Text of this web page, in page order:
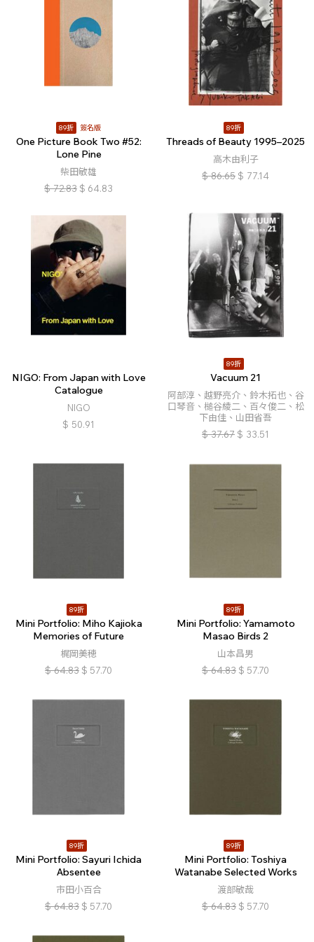
89折 簽名版
One Picture Book Two #52:
Lone Pine
柴田敏雄
$ 72.83 $ 64.83
89折
Threads of Beauty 1995–2025
高木由利子
$ 86.65 $ 77.14
NIGO: From Japan with Love
Catalogue
NIGO
$ 50.91
89折
Vacuum 21
阿部淳、越野亮介、鈴木拓也、谷
口琴音、槌谷綾二、百々俊二、松
下由佳、山田省吾
$ 37.67 $ 33.51
89折
Mini Portfolio: Miho Kajioka
Memories of Future
梶岡美穂
$ 64.83 $ 57.70
89折
Mini Portfolio: Yamamoto
Masao Birds 2
山本昌男
$ 64.83 $ 57.70
89折
Mini Portfolio: Sayuri Ichida
Absentee
市田小百合
$ 64.83 $ 57.70
89折
Mini Portfolio: Toshiya
Watanabe Selected Works
渡部敏哉
$ 64.83 $ 57.70